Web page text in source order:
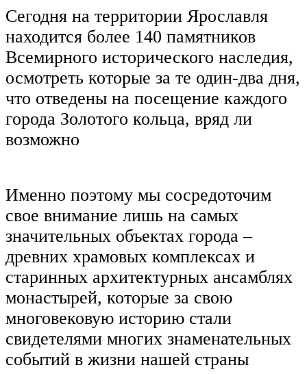
Сегодня на территории Ярославля
находится более 140 памятников
Всемирного исторического наследия,
осмотреть которые за те один-два дня,
что отведены на посещение каждого
города Золотого кольца, вряд ли
возможно
Именно поэтому мы сосредоточим
свое внимание лишь на самых
значительных объектах города –
древних храмовых комплексах и
старинных архитектурных ансамблях
монастырей, которые за свою
многовековую историю стали
свидетелями многих знаменательных
событий в жизни нашей страны